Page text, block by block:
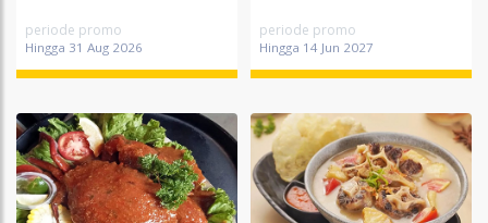
periode promo
Hingga 31 Aug 2026
periode promo
Hingga 14 Jun 2027